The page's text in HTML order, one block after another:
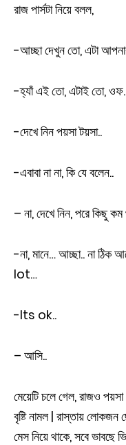
রাজ পার্সটা নিয়ে বলল,
-আচ্ছা দেখুন তো, এটা
-হ্যাঁ এই তো, এটাই তো,
-দেখে নিন পয়সা টয়সা..
-এবাবা না না, কি যে বলেন..
– না, দেখে নিন, পরে কিছু কম
-না, মানে… আচ্ছা.. না
lot…
-Its ok..
– আসি..
মেয়েটি চলে গেল, রাজও পয়সা
বৃষ্টি নামল | রাস্তায়
মেস নিয়ে থাকে, সবে ভাবছে